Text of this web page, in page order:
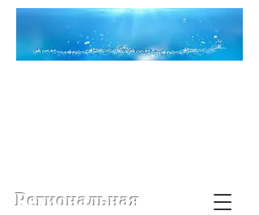
Региональная